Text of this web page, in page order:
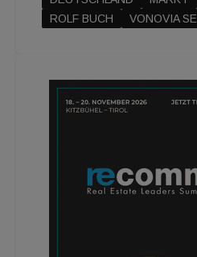
ROLF BUCH
VONOVIA SE